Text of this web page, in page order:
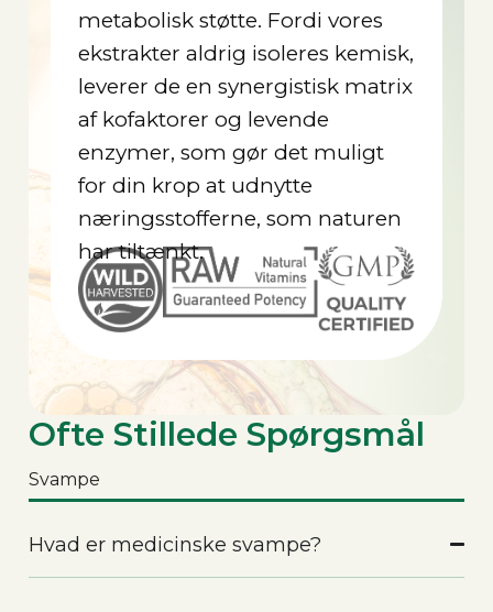
metabolisk støtte. Fordi vores
ekstrakter aldrig isoleres kemisk,
leverer de en synergistisk matrix
af kofaktorer og levende
enzymer, som gør det muligt
for din krop at udnytte
næringsstofferne, som naturen
har tiltænkt.
Ofte Stillede Spørgsmål
Svampe
Hvad er medicinske svampe?